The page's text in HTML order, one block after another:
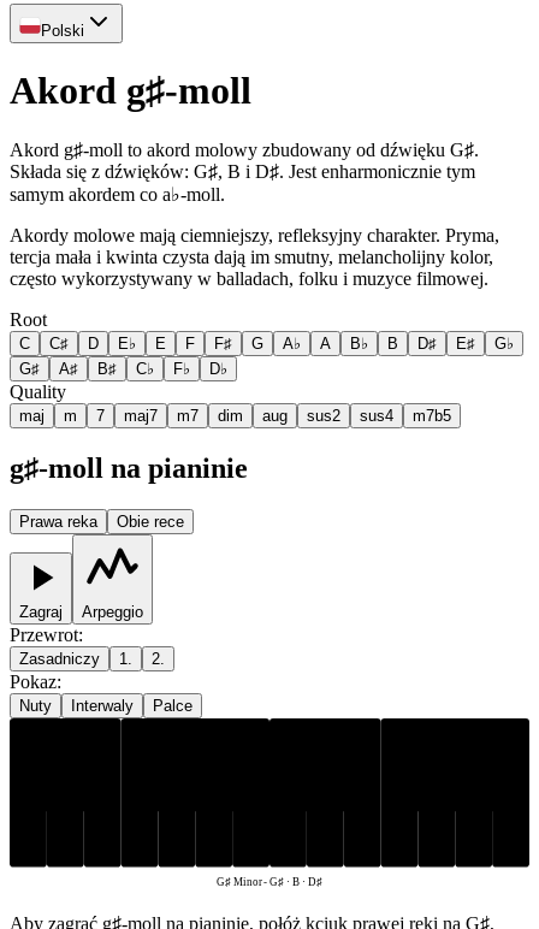
Polski
Akord g♯-moll
Akord g♯-moll to akord molowy zbudowany od dźwięku G♯.
Składa się z dźwięków: G♯, B i D♯. Jest enharmonicznie tym
samym akordem co a♭-moll.
Akordy molowe mają ciemniejszy, refleksyjny charakter. Pryma,
tercja mała i kwinta czysta dają im smutny, melancholijny kolor,
często wykorzystywany w balladach, folku i muzyce filmowej.
Root
C C♯ D E♭ E F F♯ G A♭ A B♭ B D♯ E♯
G♭
G♯
A♯ B♯ C♭ F♭ D♭
Quality
maj m 7 maj7 m7 dim aug sus2 sus4 m7b5
g♯-moll na pianinie
Prawa reka Obie rece
Zagraj Arpeggio
Przewrot:
Zasadniczy 1. 2.
Pokaz:
Nuty Interwaly Palce
G♯ Minor-G♯ · B · D♯
Aby zagrać g♯-moll na pianinie, połóż kciuk prawej ręki na G♯,